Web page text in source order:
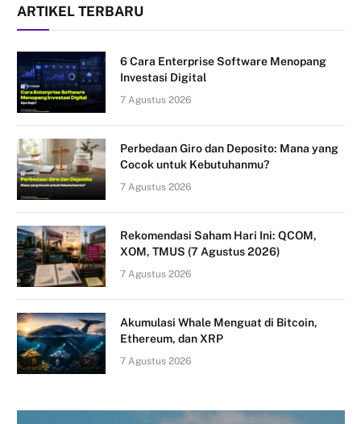
ARTIKEL TERBARU
6 Cara Enterprise Software Menopang
Investasi Digital
7 Agustus 2026
Perbedaan Giro dan Deposito: Mana yang
Cocok untuk Kebutuhanmu?
7 Agustus 2026
Rekomendasi Saham Hari Ini: QCOM,
XOM, TMUS (7 Agustus 2026)
7 Agustus 2026
Akumulasi Whale Menguat di Bitcoin,
Ethereum, dan XRP
7 Agustus 2026